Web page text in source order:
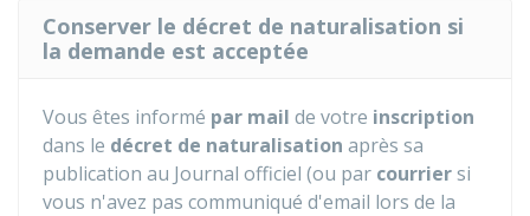
Conserver le décret de naturalisation si
la demande est acceptée
Vous êtes informé par mail de votre inscription
dans le décret de naturalisation après sa
publication au Journal officiel (ou par courriersi
vous n'avez pas communiqué d'email lors de la